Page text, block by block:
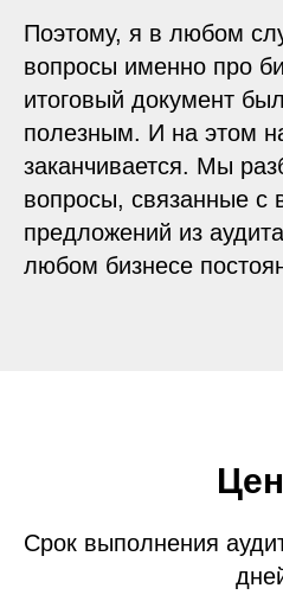
Поэтому, я в любом
вопросы именно про
итоговый документ
полезным. И на этом
заканчивается. Мы
вопросы, связанные с
предложений из
любом бизнесе
Срок выполнения